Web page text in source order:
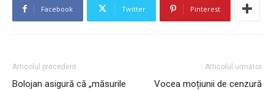
Facebook Twitter Pinterest
Articolul precedent
Bolojan asigură că „măsurile
Articolul următor
Vocea moțiunii de cenzură